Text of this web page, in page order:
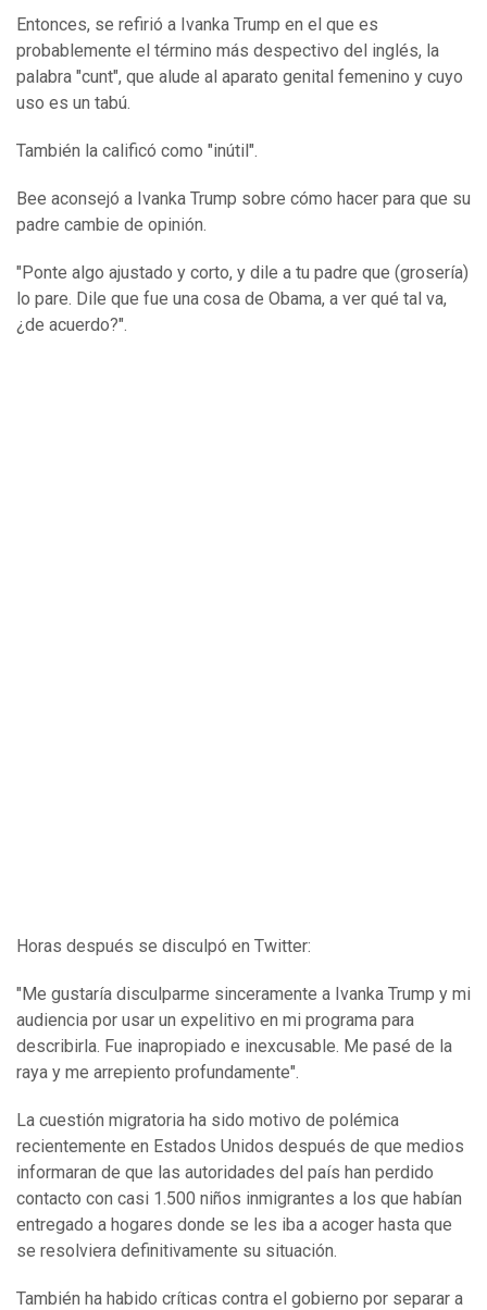
Entonces, se refirió a Ivanka Trump en el que es
probablemente el término más despectivo del inglés, la
palabra "cunt", que alude al aparato genital femenino y cuyo
uso es un tabú.
También la calificó como "inútil".
Bee aconsejó a Ivanka Trump sobre cómo hacer para que su
padre cambie de opinión.
"Ponte algo ajustado y corto, y dile a tu padre que (grosería)
lo pare. Dile que fue una cosa de Obama, a ver qué tal va,
¿de acuerdo?".
Horas después se disculpó en Twitter:
"Me gustaría disculparme sinceramente a Ivanka Trump y mi
audiencia por usar un expelitivo en mi programa para
describirla. Fue inapropiado e inexcusable. Me pasé de la
raya y me arrepiento profundamente".
La cuestión migratoria ha sido motivo de polémica
recientemente en Estados Unidos después de que medios
informaran de que las autoridades del país han perdido
contacto con casi 1.500 niños inmigrantes a los que habían
entregado a hogares donde se les iba a acoger hasta que
se resolviera definitivamente su situación.
También ha habido críticas contra el gobierno por separar a